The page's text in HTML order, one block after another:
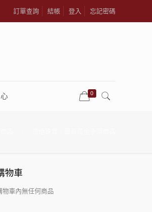
訂單查詢 結帳 登入 忘記密碼
0
物車
物車內無任何商品